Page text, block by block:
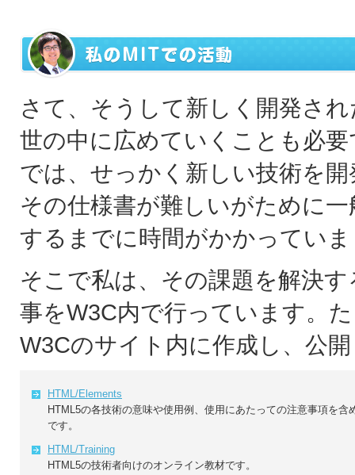
さて、そうして新しく開発さ
世の中に広めていくことも必
では、せっかく新しい技術を
その仕様書が難しいがために
するまでに時間がかかってい
そこで私は、その課題を解決
事をW3C内で行っています。
W3Cのサイト内に作成し、公
HTML/Elements
HTML5の各技術の意味や使用例、使用にあたっての注意事項を含
です。
HTML/Training
HTML5の技術者向けのオンライン教材です。